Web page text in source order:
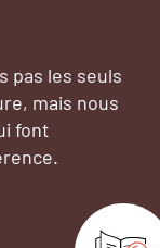
pas les seuls
mais nous
font